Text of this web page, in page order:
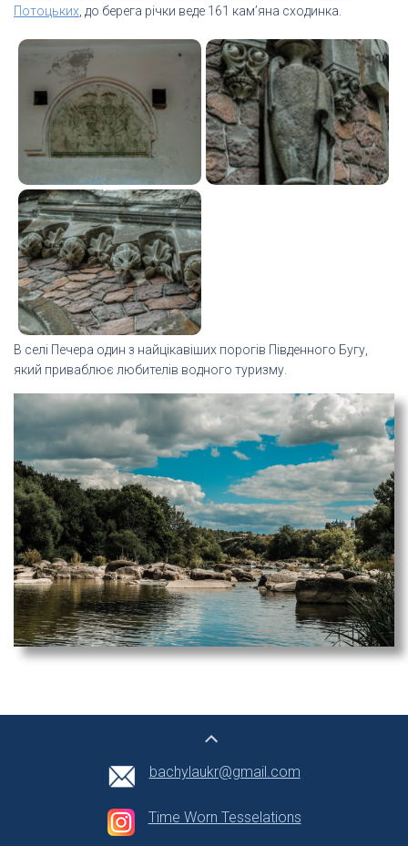
Потоцьких , до берега річки веде 161 кам’яна сходинка.
В селі Печера один з найцікавіших порогів Південного Бугу,
який приваблює любителів водного туризму.
bachylaukr@gmail.com
Time Worn Tesselations